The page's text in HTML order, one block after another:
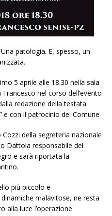
patologia. E, spesso, un
5 aprile alle 18.30 nella sala
nel corso dell’evento
redazione della testata
e con il patrocinio del Comune.
della segreteria nazionale
Dattola responsabile del
e sarà riportata la
più piccolo e
malavitose, ne resta
alla luce l’operazione